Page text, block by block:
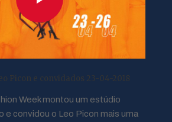
Picon e convidados 23-04-2018
Week montou um estúdio
e convidou o Leo Picon mais uma